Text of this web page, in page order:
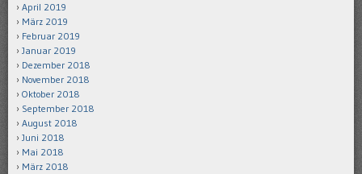
April 2019
März 2019
Februar 2019
Januar 2019
Dezember 2018
November 2018
Oktober 2018
September 2018
August 2018
Juni 2018
Mai 2018
März 2018